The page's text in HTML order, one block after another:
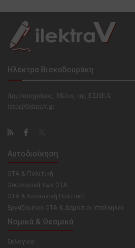
Ηλέκτρα Βισκαδουράκη
Δημοσιογράφος, Μέλος της ΕΣHΕΑ
info@ilektraV.gr
Αυτοδιοίκηση
ΟΤΑ & Πολιτική
Οικονομικά των ΟΤΑ
ΟΤΑ & Κοινωνική Πολιτική
Εργαζόμενοι ΟΤΑ & Δημόσιοι Υπάλληλοι
Νομικά & Θεσμικά
Εκλογικά